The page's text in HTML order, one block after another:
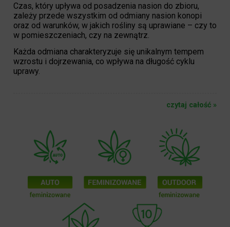
Czas, który upływa od posadzenia nasion do zbioru,
zależy przede wszystkim od odmiany nasion konopi
oraz od warunków, w jakich rośliny są uprawiane – czy to
w pomieszczeniach, czy na zewnątrz.
Każda odmiana charakteryzuje się unikalnym tempem
wzrostu i dojrzewania, co wpływa na długość cyklu
uprawy.
czytaj całość »